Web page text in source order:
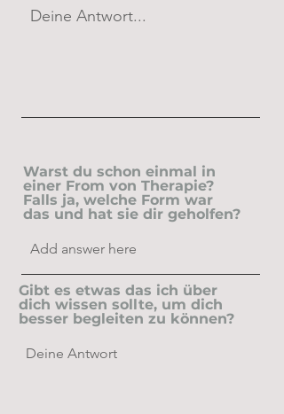
Warst du schon einmal in
einer From von Therapie?
Falls ja, welche Form war
das und hat sie dir geholfen?
Gibt es etwas das ich über
dich wissen sollte, um dich
besser begleiten zu können?